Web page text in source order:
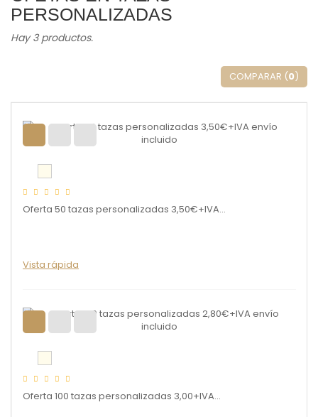
PERSONALIZADAS
Hay 3 productos.
COMPARAR (0)
Oferta 50 tazas personalizadas 3,50€+IVA...
Vista rápida
Oferta 100 tazas personalizadas 3,00+IVA...